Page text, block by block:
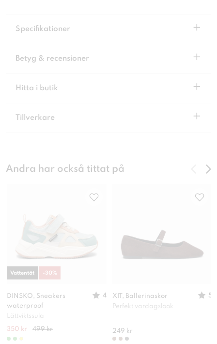
Specifikationer +
Betyg & recensioner +
Hitta i butik +
Tillverkare +
Andra har också tittat på
DINSKO, Sneakers
waterproof
4
Lättviktssula
350 kr 499 kr
Vattentät -30%
XIT, Ballerinaskor
5
Perfekt vardagslook
249 kr